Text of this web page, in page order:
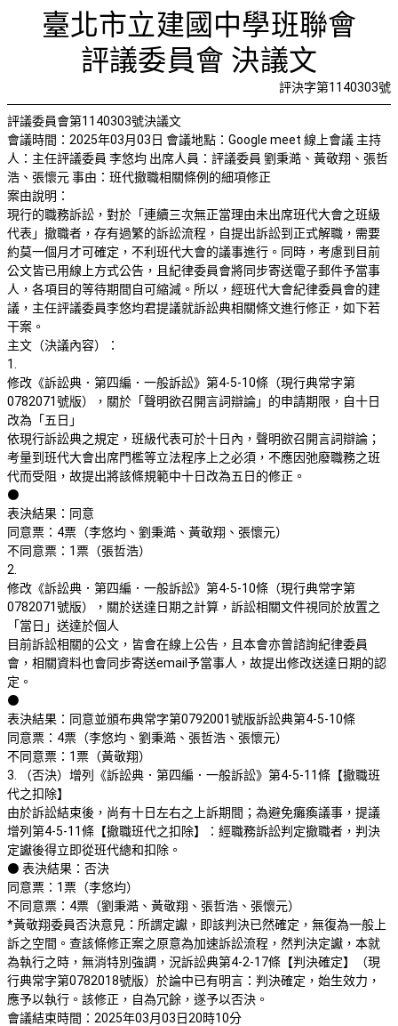
檢視法令 檢視公文 評委文書關於與使用條款
就班代職
臺北市立建國中學班聯會
評議委員會 決議文
評決字第1140303號
評議委員會第1140303號決議文
會議時間：2025年03月03日 會議地點：Google meet 線上會議 主持
人：主任評議委員 李悠均 出席人員：評議委員 劉秉澔、黃敬翔、張哲
浩、張懷元 事由：班代撤職相關條例的細項修正
案由說明：
現行的職務訴訟，對於「連續三次無正當理由未出席班代大會之班級
代表」撤職者，存有過繁的訴訟流程，自提出訴訟到正式解職，需要
約莫一個月才可確定，不利班代大會的議事進行。同時，考慮到目前
公文皆已用線上方式公告，且紀律委員會將同步寄送電子郵件予當事
人，各項目的等待期間自可縮減。所以，經班代大會紀律委員會的建
議，主任評議委員李悠均君提議就訴訟典相關條文進行修正，如下若
干案。
主文（決議內容）：
1.
修改《訴訟典．第四編．一般訴訟》第4-5-10條（現行典常字第
0782071號版），關於「聲明欲召開言詞辯論」的申請期限，自十日
改為「五日」
依現行訴訟典之規定，班級代表可於十日內，聲明欲召開言詞辯論；
考量到班代大會出席門檻等立法程序上之必須，不應因弛廢職務之班
代而受阻，故提出將該條規範中十日改為五日的修正。
⚫
表決結果：同意
同意票：4票（李悠均、劉秉澔、黃敬翔、張懷元）
不同意票：1票（張哲浩）
2.
修改《訴訟典．第四編．一般訴訟》第4-5-10條（現行典常字第
0782071號版），關於送達日期之計算，訴訟相關文件視同於放置之
「當日」送達於個人
目前訴訟相關的公文，皆會在線上公告，且本會亦曾諮詢紀律委員
會，相關資料也會同步寄送email予當事人，故提出修改送達日期的認
定。
⚫
表決結果：同意並頒布典常字第0792001號版訴訟典第4-5-10條
同意票：4票（李悠均、劉秉澔、張哲浩、張懷元）
不同意票：1票（黃敬翔）
3. （否決）增列《訴訟典．第四編．一般訴訟》第4-5-11條【撤職班
代之扣除】
由於訴訟結束後，尚有十日左右之上訴期間；為避免癱瘓議事，提議
增列第4-5-11條【撤職班代之扣除】：經職務訴訟判定撤職者，判決
定讞後得立即從班代總和扣除。
⚫ 表決結果：否決
同意票：1票（李悠均）
不同意票：4票（劉秉澔、黃敬翔、張哲浩、張懷元）
*黃敬翔委員否決意見：所謂定讞，即該判決已然確定，無復為一般上
訴之空間。查該條修正案之原意為加速訴訟流程，然判決定讞，本就
為執行之時，無消特別強調，況訴訟典第4-2-17條【判決確定】（現
行典常字第0782018號版）於論中已有明言：判決確定，始生效力，
應予以執行。該修正，自為冗餘，遂予以否決。
會議結束時間：2025年03月03日20時10分